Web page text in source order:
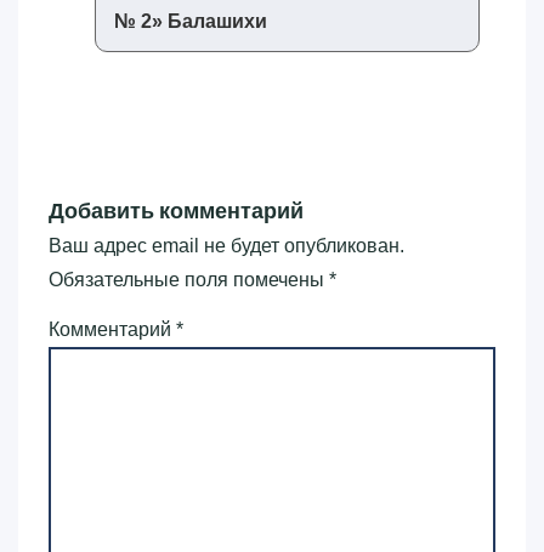
№ 2»‎ Балашихи
Добавить комментарий
Ваш адрес email не будет опубликован.
Обязательные поля помечены *
Комментарий *